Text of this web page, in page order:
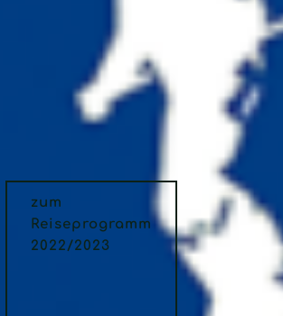
zum
Reiseprogramm
2022/2023